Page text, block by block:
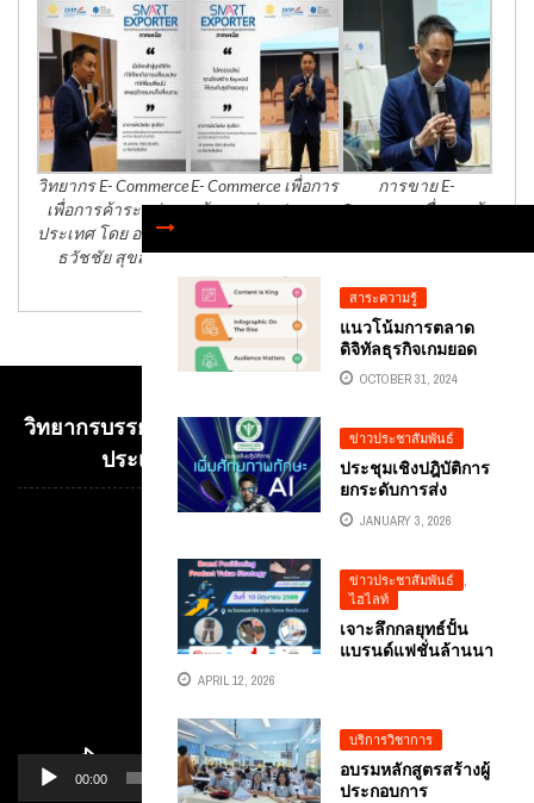
สาระความรู้
แนวโน้มการตลาด
ดิจิทัลธุรกิจเกมยอด
นิยมOCTOBER 31, 2024
ข่าวประชาสัมพันธ์
ประชุมเชิงปฎิบัติการ
ยกระดับการส่ง
เสริมสุขภาพผู้สูงอายุ
ไทย สู่ยุคดิจิทัลด้วย
วิทยากรด้าน AI
อ.ดร.ต้นรัก ธวัชชัย
สุขสีดา
JANUARY 3, 2026
ข่าวประชาสัมพันธ์
ไฮไลท์
เจาะลึกกลยุทธ์ปั้น
แบรนด์แฟชั่นล้านนา
BRAND
POSITIONING &
PRODUCT VALUE
APRIL 12, 2026
บริการวิชาการ
อบรมหลักสูตรสร้างผู้
ประกอบการ
วิทยากร E- Commerce
เพื่อการค้าระหว่าง
ประเทศ โดย อาจารย์
ธวัชชัย สุขสีดา
E- Commerce เพื่อการ
ค้าระหว่างประเทศ
สุขสีดา
การขาย E-
Commerce เพื่อการค้า
วิทยากรบรรยาย E-COMMERCE เพื่อการค้าระหว่าง
ประเทศ อ.ดร.ต้นรัก ธวัชชัย สุขสีดา
00:00 01:14